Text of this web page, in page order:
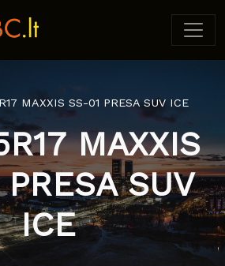
MAXXIS SS-01 PRESA SUV ICE
MAXXIS
SUV
ICE